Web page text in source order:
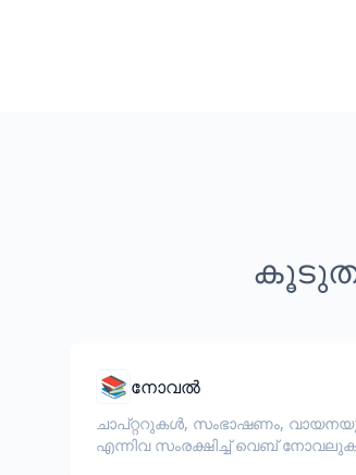
📚 നോവൽ
ചാപ്റ്ററുകൾ, സംഭാഷണം,
എന്നിവ സംരക്ഷിച്ച് വെബ്